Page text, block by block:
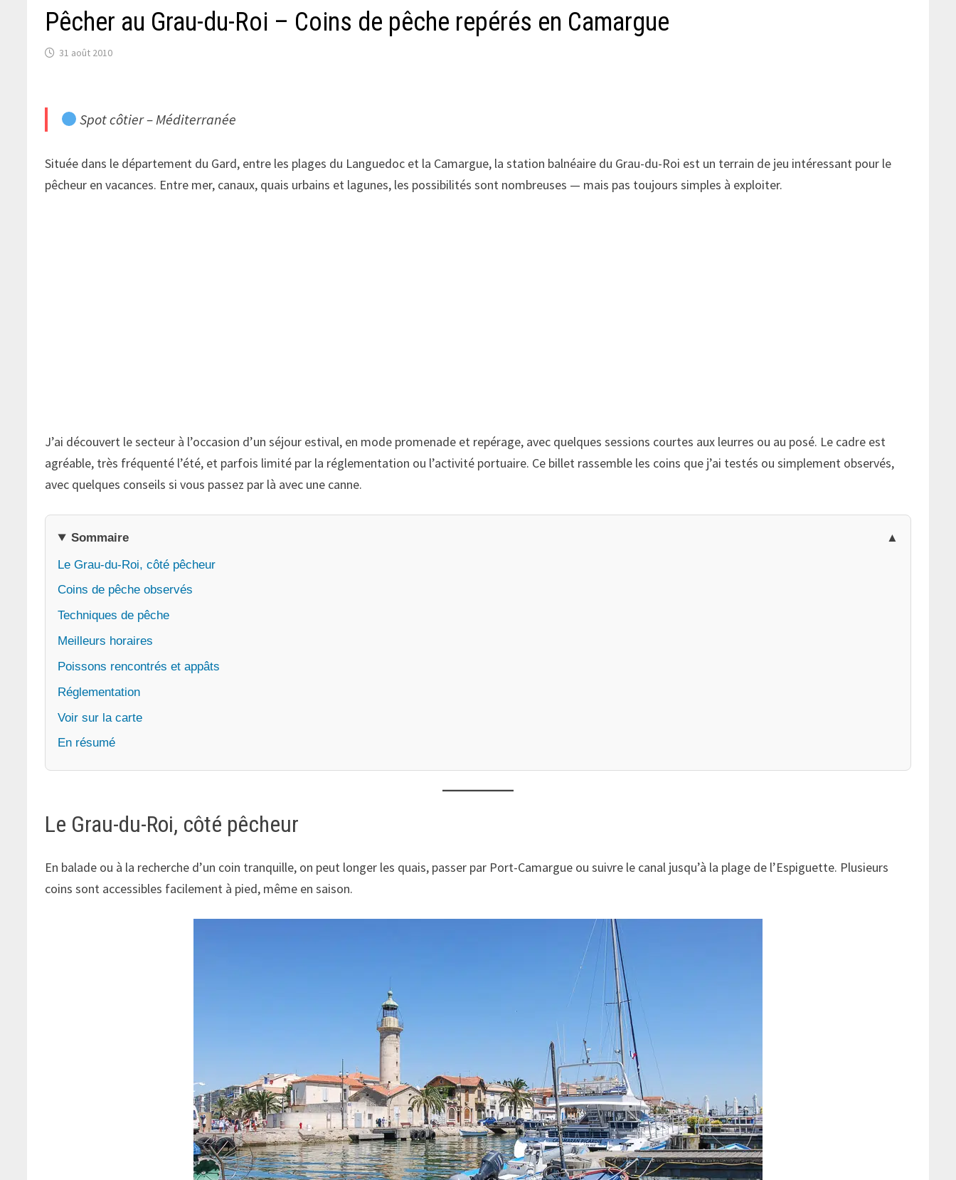
Pêcher au Grau-du-Roi – Coins de pêche repérés en Camargue
31 août 2010
Spot côtier – Méditerranée
Située dans le département du Gard, entre les plages du Languedoc et la Camargue, la station balnéaire du Grau-du-Roi est un terrain de jeu intéressant pour le
pêcheur en vacances. Entre mer, canaux, quais urbains et lagunes, les possibilités sont nombreuses — mais pas toujours simples à exploiter.
J’ai découvert le secteur à l’occasion d’un séjour estival, en mode promenade et repérage, avec quelques sessions courtes aux leurres ou au posé. Le cadre est
agréable, très fréquenté l’été, et parfois limité par la réglementation ou l’activité portuaire. Ce billet rassemble les coins que j’ai testés ou simplement observés,
avec quelques conseils si vous passez par là avec une canne.
Sommaire
Le Grau-du-Roi, côté pêcheur
Coins de pêche observés
Techniques de pêche
Meilleurs horaires
Poissons rencontrés et appâts
Réglementation
Voir sur la carte
En résumé
Le Grau-du-Roi, côté pêcheur
En balade ou à la recherche d’un coin tranquille, on peut longer les quais, passer par Port-Camargue ou suivre le canal jusqu’à la plage de l’Espiguette. Plusieurs
coins sont accessibles facilement à pied, même en saison.